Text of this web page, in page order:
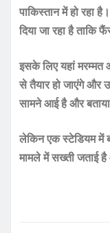
पाकिस्तान में हो रहा
दिया जा रहा है
इसके लिए यहां मरम्मत
से तैयार हो जाएंगे और
सामने आई है और बताया
लेकिन एक स्टेडियम में
मामले में सख्ती जताई